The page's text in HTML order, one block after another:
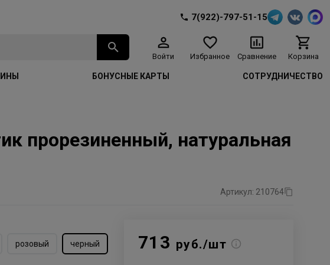
7(922)-797-51-15
Войти Избранное Сравнение Корзина
БОНУСНЫЕ КАРТЫ СОТРУДНИЧЕСТВО
прорезиненный, натуральная
Артикул: 210764
розовый черный 713 руб./шт